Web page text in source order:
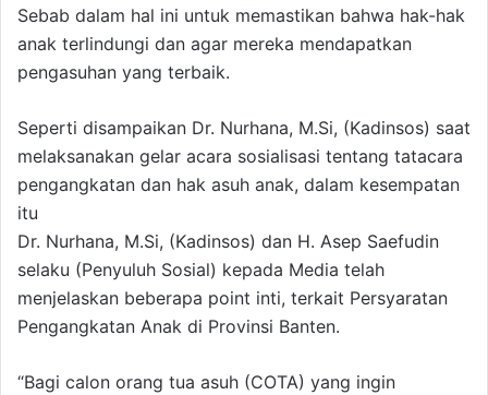
Sebab dalam hal ini untuk memastikan bahwa hak-hak
anak terlindungi dan agar mereka mendapatkan
pengasuhan yang terbaik.
Seperti disampaikan Dr. Nurhana, M.Si, (Kadinsos) saat
melaksanakan gelar acara sosialisasi tentang tatacara
pengangkatan dan hak asuh anak, dalam kesempatan
itu
Dr. Nurhana, M.Si, (Kadinsos) dan H. Asep Saefudin
selaku (Penyuluh Sosial) kepada Media telah
menjelaskan beberapa point inti, terkait Persyaratan
Pengangkatan Anak di Provinsi Banten.
“Bagi calon orang tua asuh (COTA) yang ingin